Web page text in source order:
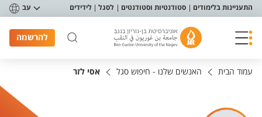
תפריט נגישות
התעניינות בלימודים סטודנטיות וסטודנטים לסגל לידידים עב
להרשמה
עמוד הבית האנשים שלנו - חיפוש סגל אסי לזר